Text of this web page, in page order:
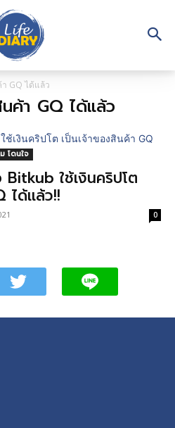
GQ ได้แล้ว
ค้า GQ ได้แล้ว
โดนใจ
ใช้เงินคริปโต
ได้เเล้ว!!
0